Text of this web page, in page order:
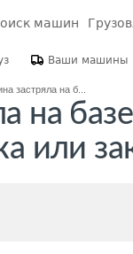
машин
Ваши машины
застряла на б...
на
или